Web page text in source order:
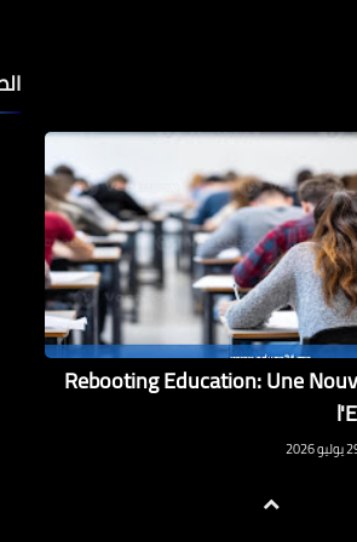
Rebooting Education: Une
2026